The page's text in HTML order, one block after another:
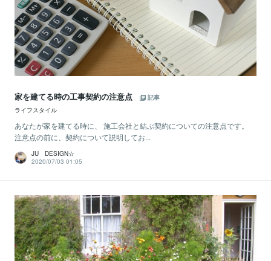
家を建てる時の工事契約の注意点
記事
ライフスタイル
あなたが家を建てる時に、 施工会社と結ぶ契約についての注意点です。
注意点の前に、契約について説明してお...
JU DESIGN☆
2020/07/03 01:05